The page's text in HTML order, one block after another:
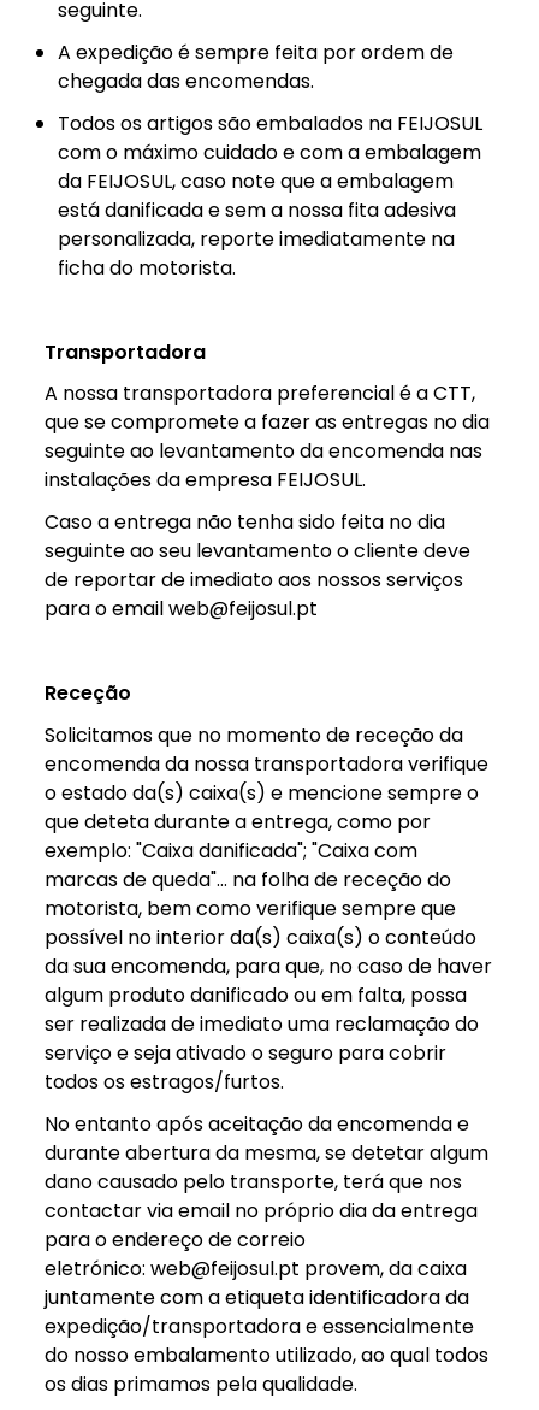
seguinte.
A expedição é sempre feita por ordem de
chegada das encomendas.
Todos os artigos são embalados na FEIJOSUL
com o máximo cuidado e com a embalagem
da FEIJOSUL, caso note que a embalagem
está danificada e sem a nossa fita adesiva
personalizada, reporte imediatamente na
ficha do motorista.
Transportadora
A nossa transportadora preferencial é a CTT,
que se compromete a fazer as entregas no dia
seguinte ao levantamento da encomenda nas
instalações da empresa FEIJOSUL.
Caso a entrega não tenha sido feita no dia
seguinte ao seu levantamento o cliente deve
de reportar de imediato aos nossos serviços
para o email web@feijosul.pt
Receção
Solicitamos que no momento de receção da
encomenda da nossa transportadora verifique
o estado da(s) caixa(s) e mencione sempre o
que deteta durante a entrega, como por
exemplo: "Caixa danificada"; "Caixa com
marcas de queda"... na folha de receção do
motorista, bem como verifique sempre que
possível no interior da(s) caixa(s) o conteúdo
da sua encomenda, para que, no caso de haver
algum produto danificado ou em falta, possa
ser realizada de imediato uma reclamação do
serviço e seja ativado o seguro para cobrir
todos os estragos/furtos.
No entanto após aceitação da encomenda e
durante abertura da mesma, se detetar algum
dano causado pelo transporte, terá que nos
contactar via email no próprio dia da entrega
para o endereço de correio
eletrónico: web@feijosul.pt provem, da caixa
juntamente com a etiqueta identificadora da
expedição/transportadora e essencialmente
do nosso embalamento utilizado, ao qual todos
os dias primamos pela qualidade.